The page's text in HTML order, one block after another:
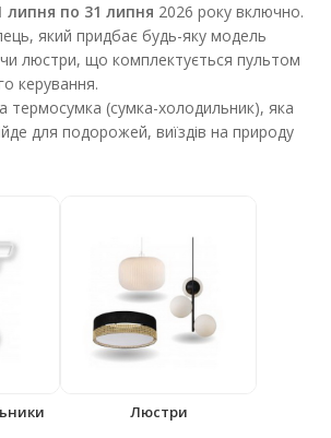
липня по 31 липня 2026 року включно.
який придбає будь-яку модель
чи люстри, що комплектується пультом
керування.
термосумка (сумка-холодильник), яка
для подорожей, виїздів на природу
Люстри